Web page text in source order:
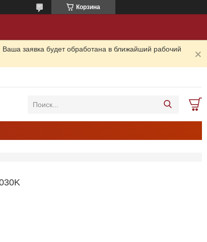
Корзина
заявка будет обработана в ближайший рабочий